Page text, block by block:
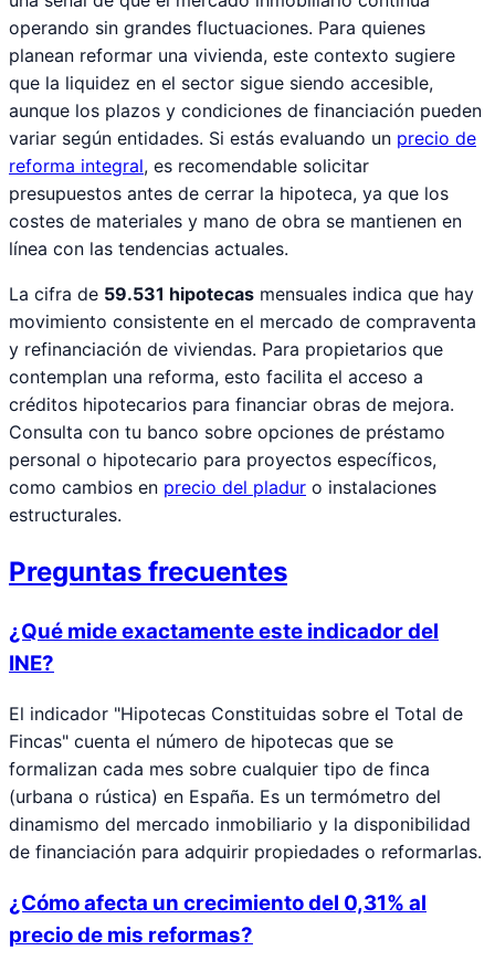
operando sin grandes fluctuaciones. Para quienes
planean reformar una vivienda, este contexto sugiere
que la liquidez en el sector sigue siendo accesible,
aunque los plazos y condiciones de financiación pueden
variar según entidades. Si estás evaluando un precio de
reforma integral, es recomendable solicitar
presupuestos antes de cerrar la hipoteca, ya que los
costes de materiales y mano de obra se mantienen en
línea con las tendencias actuales.
La cifra de 59.531 hipotecas mensuales indica que hay
movimiento consistente en el mercado de compraventa
y refinanciación de viviendas. Para propietarios que
contemplan una reforma, esto facilita el acceso a
créditos hipotecarios para financiar obras de mejora.
Consulta con tu banco sobre opciones de préstamo
personal o hipotecario para proyectos específicos,
como cambios en precio del pladur o instalaciones
estructurales.
Preguntas frecuentes
¿Qué mide exactamente este indicador del
INE?
El indicador "Hipotecas Constituidas sobre el Total de
Fincas" cuenta el número de hipotecas que se
formalizan cada mes sobre cualquier tipo de finca
(urbana o rústica) en España. Es un termómetro del
dinamismo del mercado inmobiliario y la disponibilidad
de financiación para adquirir propiedades o reformarlas.
¿Cómo afecta un crecimiento del 0,31% al
precio de mis reformas?